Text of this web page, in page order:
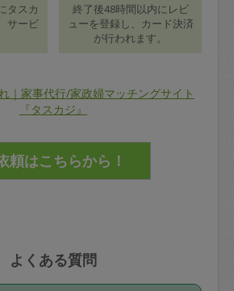
タスカ
サービ
終了後48時間以内にレビ
ューを登録し、カード決済
が行われます。
｜家事代行/家政婦マッチングサイト
『タスカジ』
よくある質問